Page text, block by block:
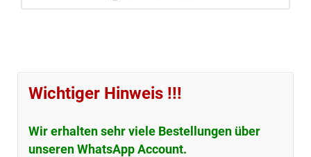
mehr erfahren...
Wichtiger Hinweis !!!
Wir erhalten sehr viele Bestellungen über
unseren WhatsApp Account.